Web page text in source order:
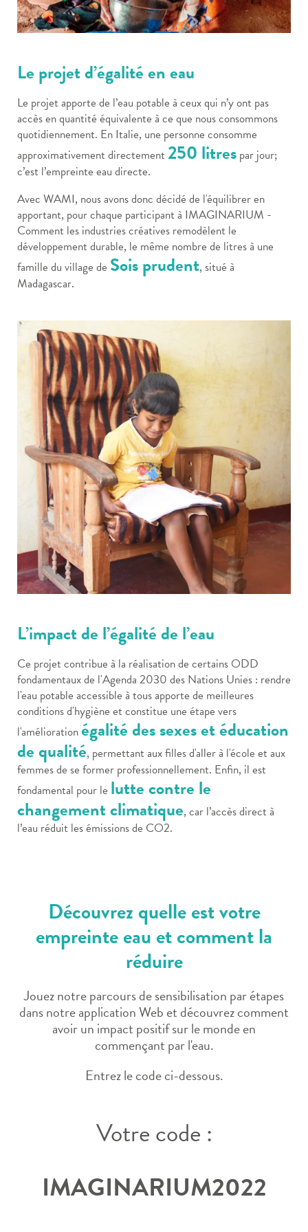
Le projet d’égalité en eau
Le projet apporte de l’eau potable à ceux qui n’y ont pas
accès en quantité équivalente à ce que nous consommons
quotidiennement. En Italie, une personne consomme
approximativement directement250 litres par jour;
c’est l’empreinte eau directe.
Avec WAMI, nous avons donc décidé de l'équilibrer en
apportant, pour chaque participant à IMAGINARIUM -
Comment les industries créatives remodèlent le
développement durable, le même nombre de litres à une
famille du village de Sois prudent, situé à
Madagascar.
L’impact de l’égalité de l’eau
Ce projet contribue à la réalisation de certains ODD
fondamentaux de l'Agenda 2030 des Nations Unies : rendre
l'eau potable accessible à tous apporte de meilleures
conditions d'hygiène et constitue une étape vers
l'améliorationégalité des sexes et éducation
de qualité, permettant aux filles d'aller à l'école et aux
femmes de se former professionnellement. Enfin, il est
fondamental pour le lutte contre le
changement climatique, car l’accès direct à
l’eau réduit les émissions de CO2.
Découvrez quelle est votre
empreinte eau et comment la
réduire
Jouez notre parcours de sensibilisation par étapes
dans notre application Web et découvrez comment
avoir un impact positif sur le monde en
commençant par l'eau.
Entrez le code ci-dessous.
Votre code :
IMAGINARIUM2022